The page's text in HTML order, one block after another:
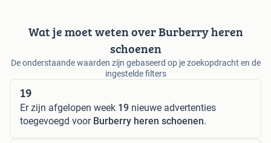
Wat je moet weten over Burberry heren
schoenen
De onderstaande waarden zijn gebaseerd op je zoekopdracht en de
ingestelde filters
19
Er zijn afgelopen week 19 nieuwe advertenties
toegevoegd voor Burberry heren schoenen.